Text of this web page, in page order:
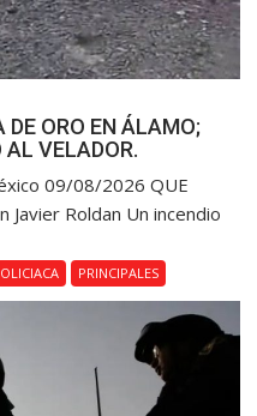
DE ORO EN ÁLAMO;
AL VELADOR.
09/08/2026 QUE
Javier Roldan Un incendio
PRINCIPALES